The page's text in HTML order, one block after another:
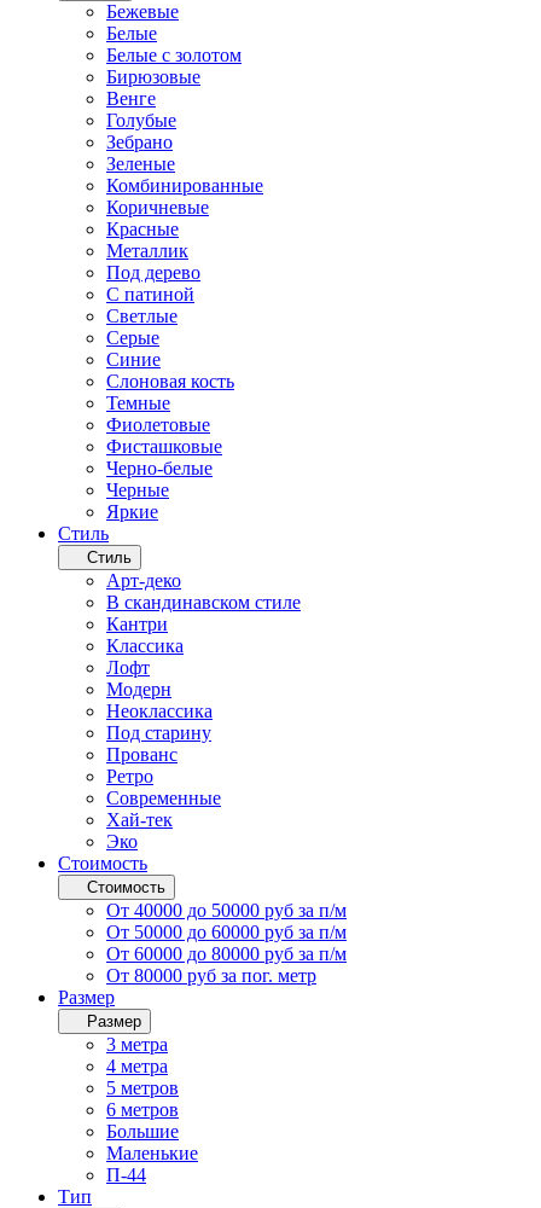
Бежевые
Белые
Белые с золотом
Бирюзовые
Венге
Голубые
Зебрано
Зеленые
Комбинированные
Коричневые
Красные
Металлик
Под дерево
С патиной
Светлые
Серые
Синие
Слоновая кость
Темные
Фиолетовые
Фисташковые
Черно-белые
Черные
Яркие
Стиль
Стиль
Арт-деко
В скандинавском стиле
Кантри
Классика
Лофт
Модерн
Неоклассика
Под старину
Прованс
Ретро
Современные
Хай-тек
Эко
Стоимость
Стоимость
От 40000 до 50000 руб за п/м
От 50000 до 60000 руб за п/м
От 60000 до 80000 руб за п/м
От 80000 руб за пог. метр
Размер
Размер
3 метра
4 метра
5 метров
6 метров
Большие
Маленькие
П-44
Тип